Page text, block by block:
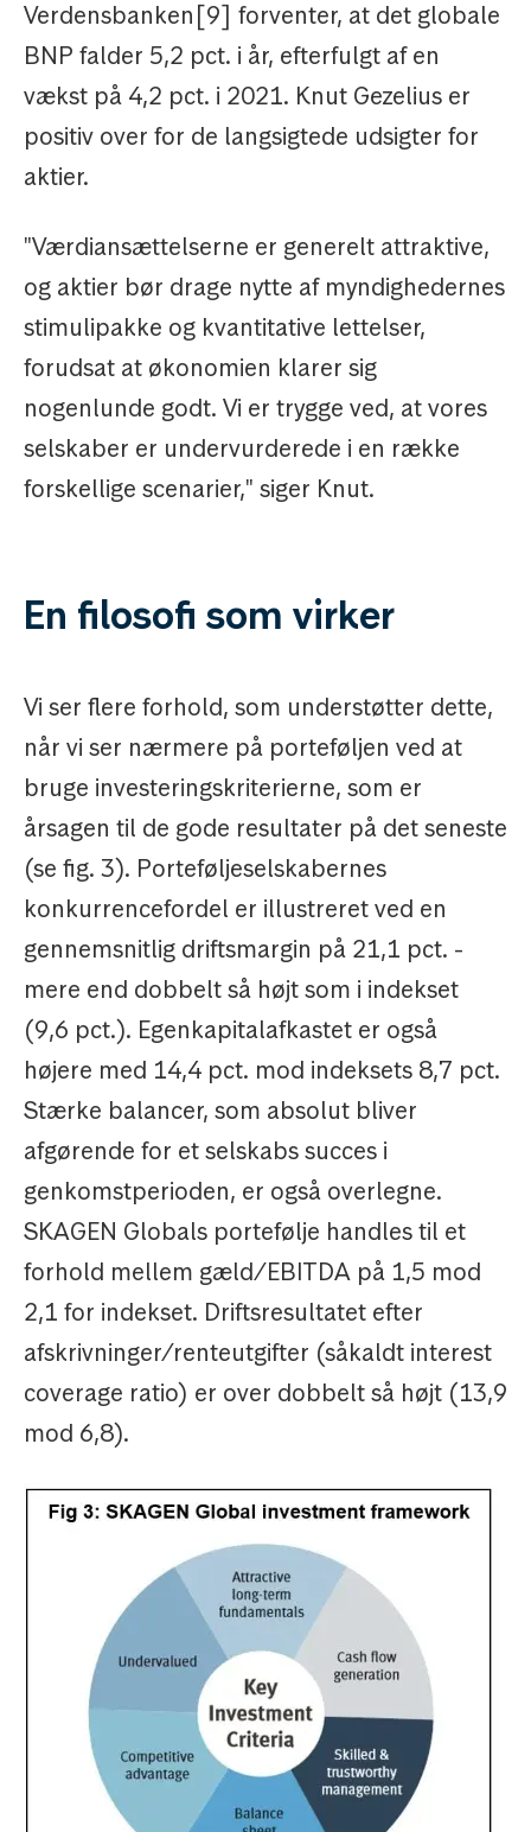
Verdensbanken[9] forventer, at det globale
BNP falder 5,2 pct. i år, efterfulgt af en
vækst på 4,2 pct. i 2021. Knut Gezelius er
positiv over for de langsigtede udsigter for
aktier.
"Værdiansættelserne er generelt attraktive,
og aktier bør drage nytte af myndighedernes
stimulipakke og kvantitative lettelser,
forudsat at økonomien klarer sig
nogenlunde godt. Vi er trygge ved, at vores
selskaber er undervurderede i en række
forskellige scenarier," siger Knut.
En filosofi som virker
Vi ser flere forhold, som understøtter dette,
når vi ser nærmere på porteføljen ved at
bruge investeringskriterierne, som er
årsagen til de gode resultater på det seneste
(se fig. 3). Porteføljeselskabernes
konkurrencefordel er illustreret ved en
gennemsnitlig driftsmargin på 21,1 pct. -
mere end dobbelt så højt som i indekset
(9,6 pct.). Egenkapitalafkastet er også
højere med 14,4 pct. mod indeksets 8,7 pct.
Stærke balancer, som absolut bliver
afgørende for et selskabs succes i
genkomstperioden, er også overlegne.
SKAGEN Globals portefølje handles til et
forhold mellem gæld/EBITDA på 1,5 mod
2,1 for indekset. Driftsresultatet efter
afskrivninger/renteutgifter (såkaldt interest
coverage ratio) er over dobbelt så højt (13,9
mod 6,8).